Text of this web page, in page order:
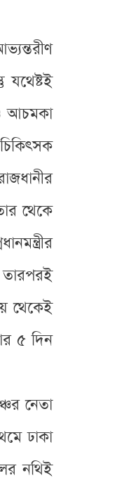
যথেষ্টই
আচমকা
থেকে
তারপরই
থেকেই
৫ দিন
নেতা
ঢাকা
নথিই